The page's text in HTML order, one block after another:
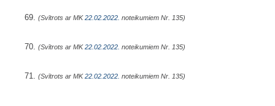
69. (Svītrots ar MK22.02.2022. noteikumiem Nr. 135)
70. (Svītrots ar MK22.02.2022. noteikumiem Nr. 135)
71. (Svītrots ar MK22.02.2022. noteikumiem Nr. 135)